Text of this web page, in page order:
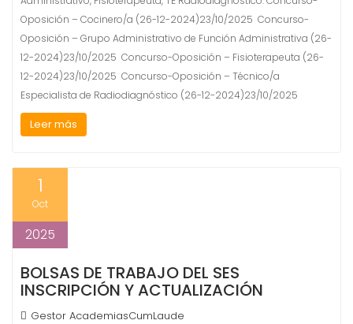
Oposición – Cocinero/a (26-12-2024)23/10/2025 Concurso-
Oposición – Grupo Administrativo de Función Administrativa (26-
12-2024)23/10/2025 Concurso-Oposición – Fisioterapeuta (26-
12-2024)23/10/2025 Concurso-Oposición – Técnico/a
Especialista de Radiodiagnóstico (26-12-2024)23/10/2025
Leer más
1
Oct
2025
BOLSAS DE TRABAJO DEL SES
INSCRIPCIÓN Y ACTUALIZACIÓN
Gestor AcademiasCumLaude